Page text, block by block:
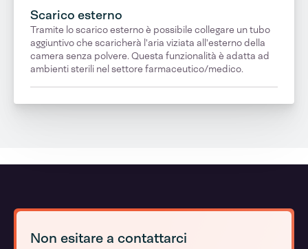
Scarico esterno
Tramite lo scarico esterno è possibile collegare un tubo
aggiuntivo che scaricherà l'aria viziata all'esterno della
camera senza polvere. Questa funzionalità è adatta ad
ambienti sterili nel settore farmaceutico/medico.
Non esitare a contattarci